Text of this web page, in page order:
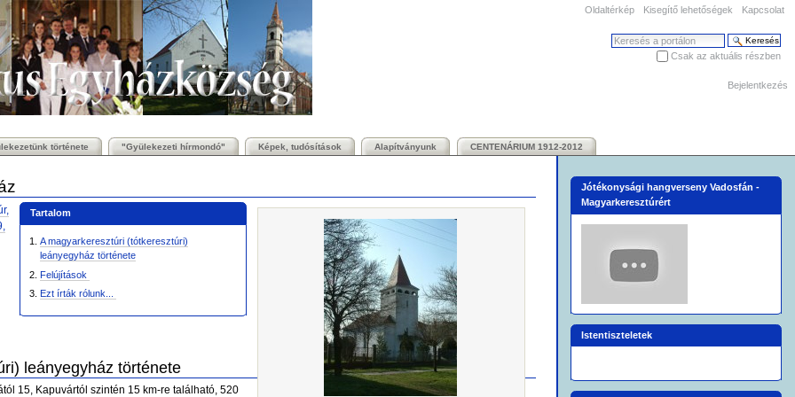
Oldaltérkép Kisegítő lehetőségek Kapcsolat
Keresés
Csak az aktuális részben
Bejelentkezés
története "Gyülekezeti hírmondó" Képek, tudósítások Alapítványunk CENTENÁRIUM 1912-2012
Tartalom
A magyarkeresztúri (tótkeresztúri)
leányegyház története
Felújítások
Ezt írták rólunk...
leányegyház története
15, Kapuvártól szintén 15 km-re található, 520
Jótékonysági hangverseny Vadosfán -
Magyarkeresztúrért
Istentiszteletek